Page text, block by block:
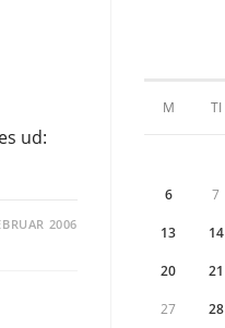
ud:
2006
M TI
6 7
13 14
20 21
27 28